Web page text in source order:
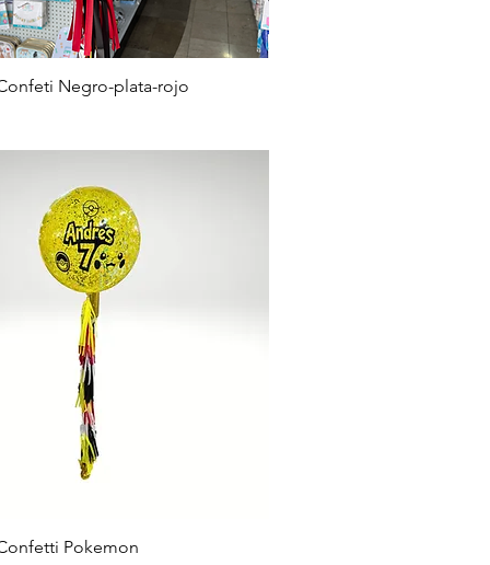
Negro-plata-rojo
Pokemon